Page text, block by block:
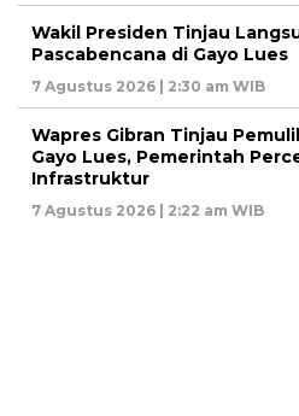
Wakil Presiden Tinjau
Pascabencana di Gayo Lues
7 Agustus 2026 | 2:30 am WIB
Wapres Gibran Tinjau
Gayo Lues, Pemerintah
Infrastruktur
7 Agustus 2026 | 2:22 am WIB